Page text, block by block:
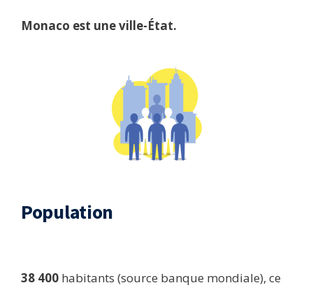
Monaco est une ville-État.
Population​
38 400 habitants (source banque mondiale), ce